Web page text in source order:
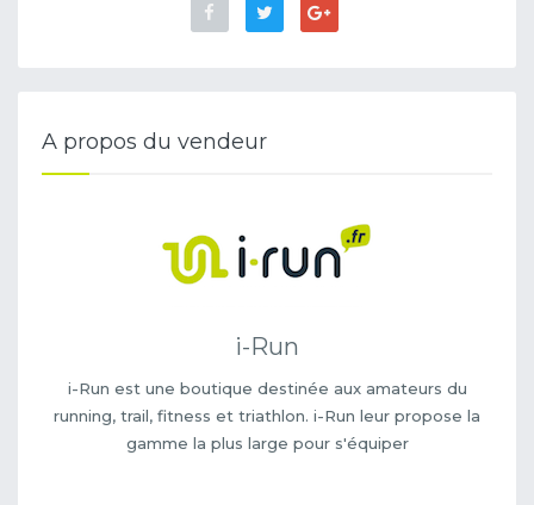
A propos du vendeur
i-Run
i-Run est une boutique destinée aux amateurs du
running, trail, fitness et triathlon. i-Run leur propose la
gamme la plus large pour s'équiper